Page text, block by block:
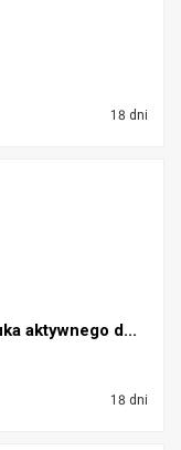
18 dni
aktywnego d...
18 dni